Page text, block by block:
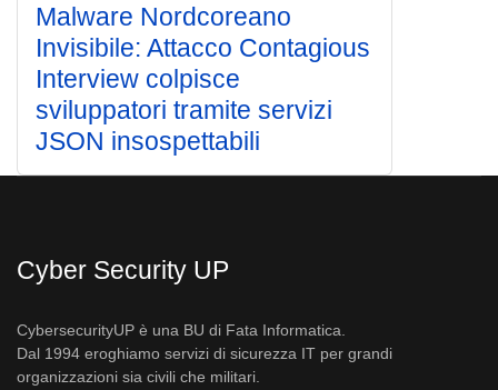
Malware Nordcoreano
Invisibile: Attacco Contagious
Interview colpisce
sviluppatori tramite servizi
JSON insospettabili
Cyber Security UP
CybersecurityUP è una BU di Fata Informatica.
Dal 1994 eroghiamo servizi di sicurezza IT per grandi
organizzazioni sia civili che militari.